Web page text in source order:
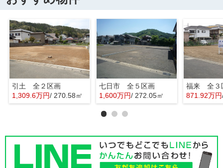
引土 全２区画
1,309.6万円/ 270.58㎡
七日市 全５区画
1,600万円/ 272.05㎡
福来 全３
871.92万円